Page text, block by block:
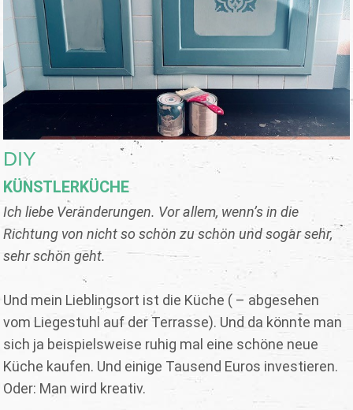
DIY
KÜNSTLERKÜCHE
Ich liebe Veränderungen. Vor allem, wenn’s in die
Richtung von nicht so schön zu schön und sogar sehr,
sehr schön geht.
Und mein Lieblingsort ist die Küche ( – abgesehen
vom Liegestuhl auf der Terrasse). Und da könnte man
sich ja beispielsweise ruhig mal eine schöne neue
Küche kaufen. Und einige Tausend Euros investieren.
Oder: Man wird kreativ.